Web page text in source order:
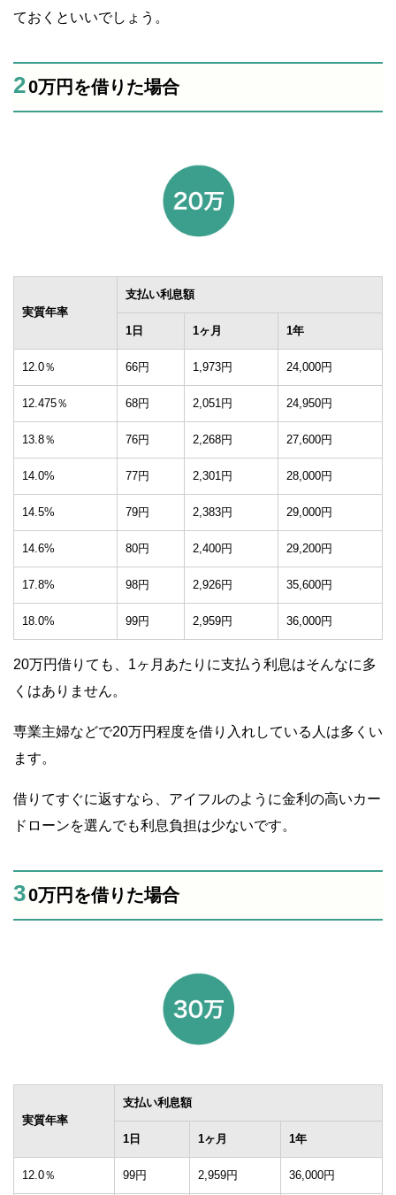
ておくといいでしょう。
20万円を借りた場合
実質年率
支払い利息額
1日 1ヶ月 1年
12.0％ 66円 1,973円 24,000円
12.475％ 68円 2,051円 24,950円
13.8％ 76円 2,268円 27,600円
14.0% 77円 2,301円 28,000円
14.5% 79円 2,383円 29,000円
14.6% 80円 2,400円 29,200円
17.8% 98円 2,926円 35,600円
18.0% 99円 2,959円 36,000円
20万円借りても、1ヶ月あたりに支払う利息はそんなに多
くはありません。
専業主婦などで20万円程度を借り入れしている人は多くい
ます。
借りてすぐに返すなら、アイフルのように金利の高いカー
ドローンを選んでも利息負担は少ないです。
30万円を借りた場合
実質年率
支払い利息額
1日 1ヶ月 1年
12.0％ 99円 2,959円 36,000円